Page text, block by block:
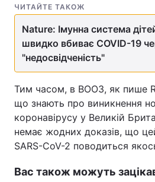
ЧИТАЙТЕ ТАКОЖ
Nature: Імунна система
швидко вбиває COVID-19
"недосвідченість"
Тим часом, в ВООЗ, як пише
що знають про виникнення
коронавірусу у Великій
немає жодних доказів, що
SARS-CoV-2 поводиться
Вас також можуть